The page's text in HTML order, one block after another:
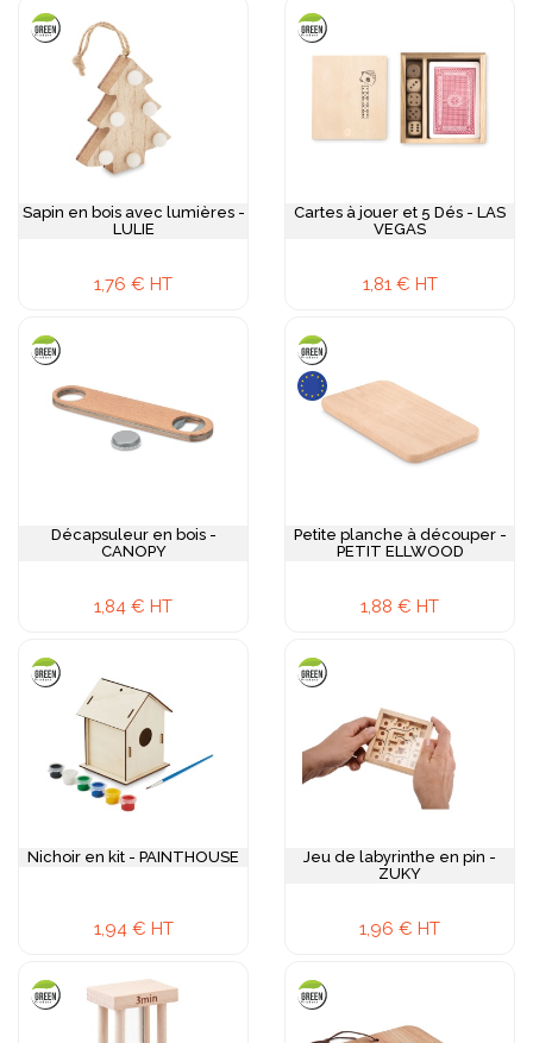
Sapin en bois avec lumières -
LULIE
1,76 € HT
Cartes à jouer et 5 Dés - LAS
VEGAS
1,81 € HT
Décapsuleur en bois -
CANOPY
1,84 € HT
Petite planche à découper -
PETIT ELLWOOD
1,88 € HT
Nichoir en kit - PAINTHOUSE
1,94 € HT
Jeu de labyrinthe en pin -
ZUKY
1,96 € HT